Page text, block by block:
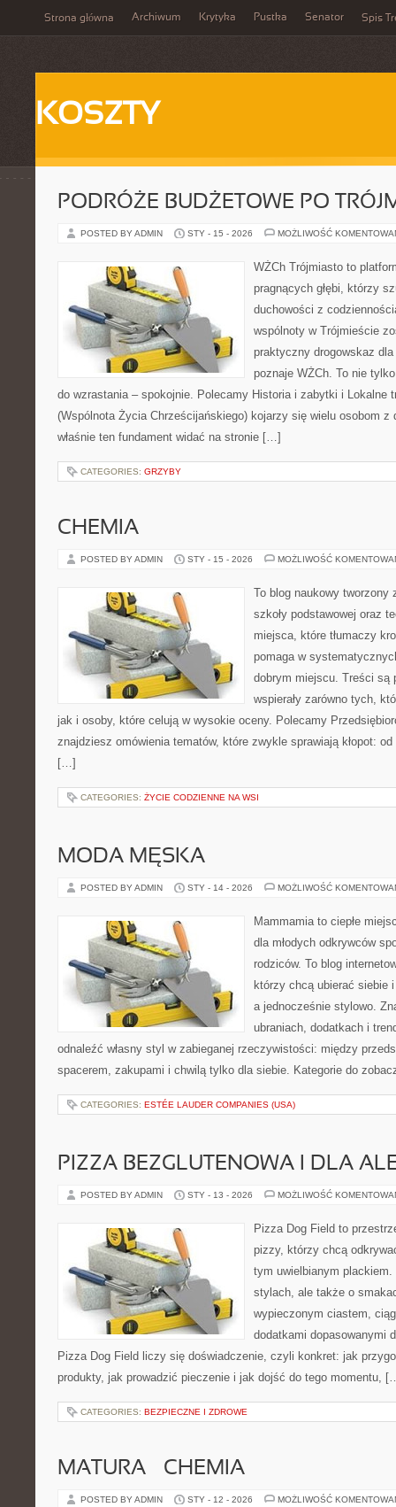
Strona główna Archiwum Krytyka Pustka Senator Spis
KOSZTY
PODRÓŻE BUDŻETOWE PO
POSTED BY ADMIN STY - 15 - 2026 MOŻLIWOŚĆ
WŻCh Trójmiasto to
pragnących głębi, którzy
duchowości z
wspólnoty w Trójmieście
praktyczny drogowskaz
poznaje WŻCh. To nie
do wzrastania – spokojnie. Polecamy Historia i zabytki i Lokalne
(Wspólnota Życia Chrześcijańskiego) kojarzy się wielu osobom z
właśnie ten fundament widać na stronie […]
CATEGORIES: GRZYBY
CHEMIA
POSTED BY ADMIN STY - 15 - 2026 MOŻLIWOŚĆ
To blog naukowy tworzony
szkoły podstawowej oraz
miejsca, które tłumaczy
pomaga w
dobrym miejscu. Treści są
wspierały zarówno tych,
jak i osoby, które celują w wysokie oceny. Polecamy
znajdziesz omówienia tematów, które zwykle sprawiają kłopot:
[…]
CATEGORIES: ŻYCIE CODZIENNE NA WSI
MODA MĘSKA
POSTED BY ADMIN STY - 14 - 2026 MOŻLIWOŚĆ
Mammamia to ciepłe
dla młodych odkrywców
rodziców. To blog
którzy chcą ubierać siebie
a jednocześnie stylowo.
ubraniach, dodatkach i
odnaleźć własny styl w zabieganej rzeczywistości: między
spacerem, zakupami i chwilą tylko dla siebie. Kategorie do
CATEGORIES: ESTÉE LAUDER COMPANIES (USA)
PIZZA BEZGLUTENOWA I DLA
POSTED BY ADMIN STY - 13 - 2026 MOŻLIWOŚĆ
Pizza Dog Field to
pizzy, którzy chcą
tym uwielbianym
stylach, ale także o
wypieczonym ciastem,
dodatkami dopasowanymi
Pizza Dog Field liczy się doświadczenie, czyli konkret: jak
produkty, jak prowadzić pieczenie i jak dojść do tego momentu,
CATEGORIES: BEZPIECZNE I ZDROWE
MATURA – CHEMIA
POSTED BY ADMIN STY - 12 - 2026 MOŻLIWOŚĆ